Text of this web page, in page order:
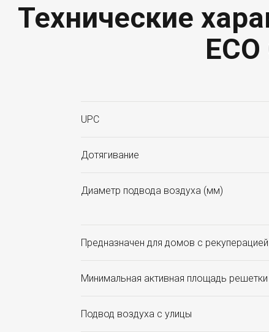
Технические
UPC
Дотягивание
Диаметр подвода воздуха (мм)
Предназначен для домов с рекуперацией
Минимальная активная площадь
Подвод воздуха с улицы